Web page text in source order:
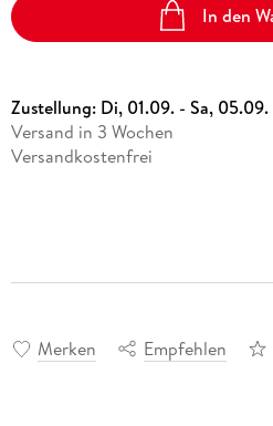
In den
Zustellung: Di, 01.09. - Sa, 05.09.
Versand in 3 Wochen
Versandkostenfrei
Merken Empfehlen